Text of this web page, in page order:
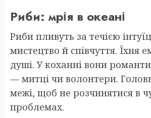
Риби: мрія в океані
Риби пливуть за течією
мистецтво й співчуття. Їхня
душі. У коханні вони
— митці чи волонтери.
межі, щоб не розчинятися в
проблемах.